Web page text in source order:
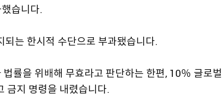
습니다.
는 한시적 수단으로 부과됐습니다.
률을 위배해 무효라고 판단하는 한편, 10％ 글로벌
금지 명령을 내렸습니다.